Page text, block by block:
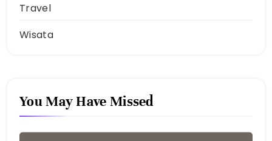
Travel
Wisata
You May Have Missed